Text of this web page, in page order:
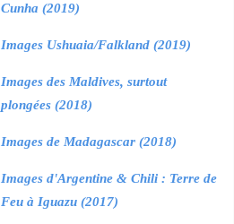
Cunha (2019)
Images Ushuaia/Falkland (2019)
Images des Maldives, surtout
plongées (2018)
Images de Madagascar (2018)
Images d'Argentine & Chili : Terre de
Feu à Iguazu (2017)